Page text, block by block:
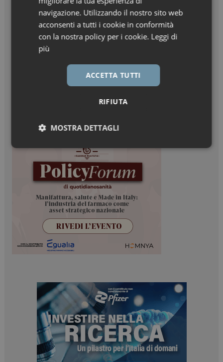
navigazione. Utilizzando il nostro sito web
acconsenti a tutti i cookie in conformità
con la nostra policy per i cookie. Leggi di
più
ACCETTA TUTTI
RIFIUTA
MOSTRA DETTAGLI
Necessari Marketing
Necessari Marketing
sito web abilitandone funzionalità di base quali la
navigazione sulle pagine e l'accesso alle aree
NOME
FORNITORE / DOMINIO
_ga
Google LLC
.dailyhealthindustry.it